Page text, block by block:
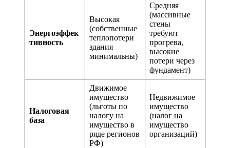
Энергоэффек
тивность
Высокая
(собственные
теплопотери
здания
минимальны)
Средняя
(массивные
стены
требуют
прогрева,
высокие
потери через
фундамент)
Налоговая
база
Движимое
имущество
(льготы по
налогу на
имущество в
ряде регионов
РФ)
Недвижимое
имущество
(налог на
имущество
организаций)